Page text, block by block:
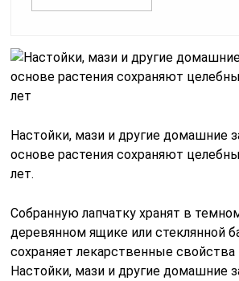
Настойки, мази и другие домашние
основе растения сохраняют
лет.
Собранную лапчатку хранят в
деревянном ящике или стеклянной
сохраняет лекарственные свойства
Настойки, мази и другие домашние